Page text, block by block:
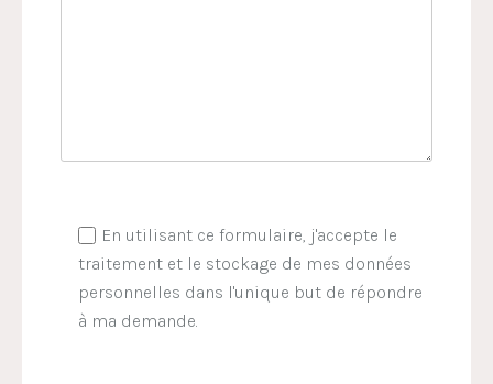
En utilisant ce formulaire, j'accepte le
traitement et le stockage de mes données
personnelles dans l'unique but de répondre
à ma demande.